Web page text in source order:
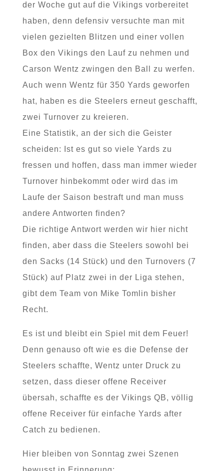
der Woche gut auf die Vikings vorbereitet
haben, denn defensiv versuchte man mit
vielen gezielten Blitzen und einer vollen
Box den Vikings den Lauf zu nehmen und
Carson Wentz zwingen den Ball zu werfen.
Auch wenn Wentz für 350 Yards geworfen
hat, haben es die Steelers erneut geschafft,
zwei Turnover zu kreieren.
Eine Statistik, an der sich die Geister
scheiden: Ist es gut so viele Yards zu
fressen und hoffen, dass man immer wieder
Turnover hinbekommt oder wird das im
Laufe der Saison bestraft und man muss
andere Antworten finden?
Die richtige Antwort werden wir hier nicht
finden, aber dass die Steelers sowohl bei
den Sacks (14 Stück) und den Turnovers (7
Stück) auf Platz zwei in der Liga stehen,
gibt dem Team von Mike Tomlin bisher
Recht.
Es ist und bleibt ein Spiel mit dem Feuer!
Denn genauso oft wie es die Defense der
Steelers schaffte, Wentz unter Druck zu
setzen, dass dieser offene Receiver
übersah, schaffte es der Vikings QB, völlig
offene Receiver für einfache Yards after
Catch zu bedienen.
Hier bleiben von Sonntag zwei Szenen